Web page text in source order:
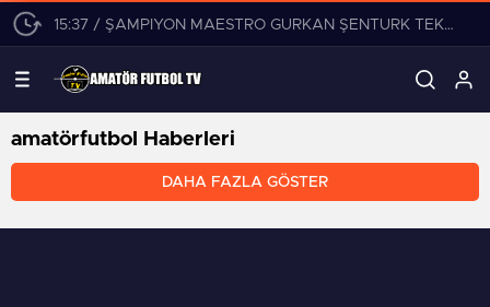
15:37 / ŞAMPİYON MAESTRO GÜRKAN ŞENTÜRK TEKLİFLERİ DEĞERLENDİRİYOR!
amatörfutbol Haberleri
DAHA FAZLA GÖSTER